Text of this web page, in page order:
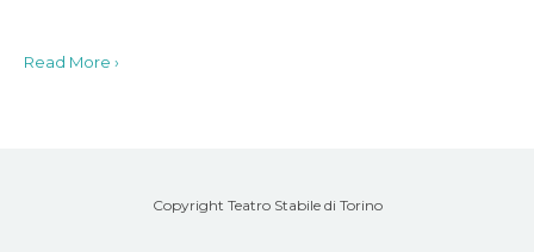
Read More ›
Copyright Teatro Stabile di Torino